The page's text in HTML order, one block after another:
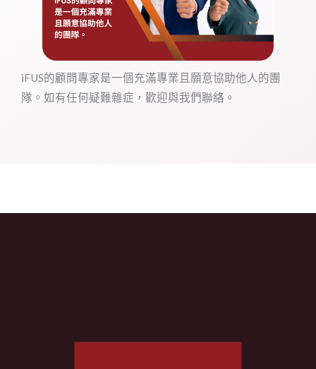
iFUS的顧問專家是一個充滿專業且願意協助他人的團
隊。如有任何疑難雜症，歡迎與我們聯絡。